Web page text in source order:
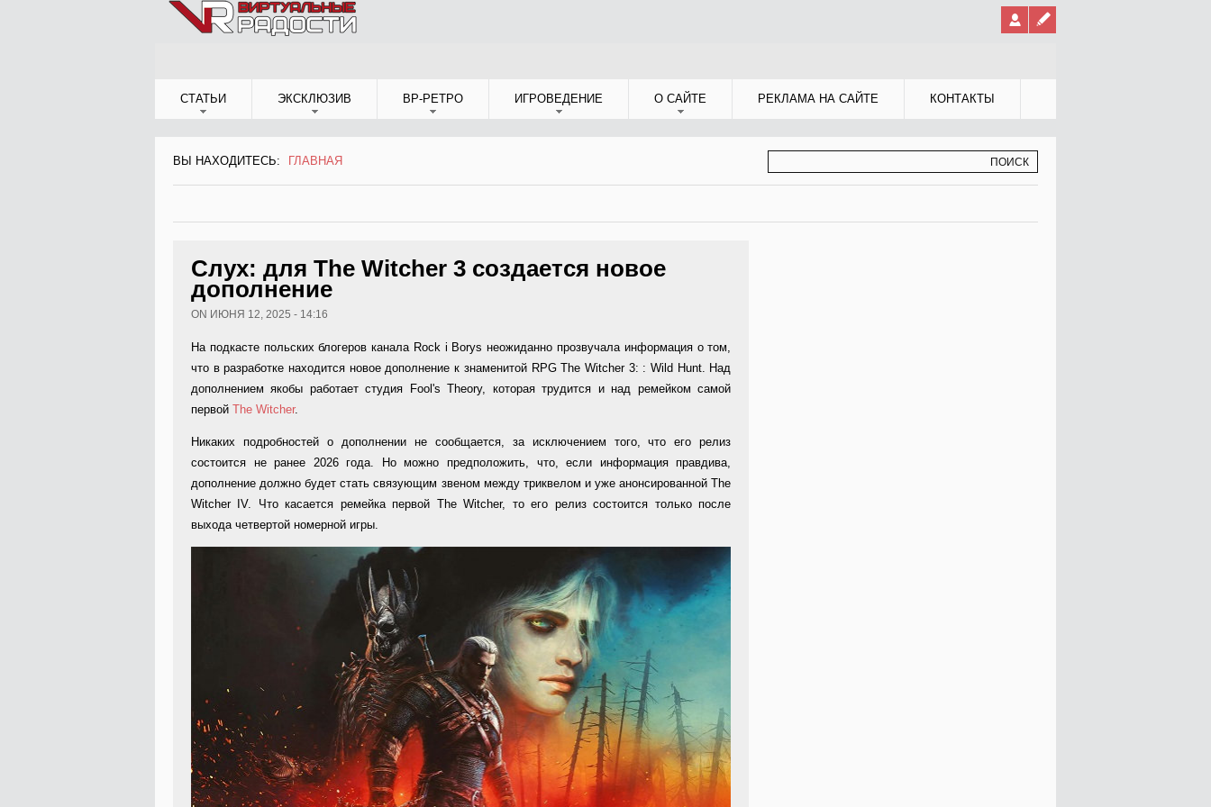
СТАТЬИ ЭКСКЛЮЗИВ ВР-РЕТРО ИГРОВЕДЕНИЕ О САЙТЕ РЕКЛАМА НА САЙТЕ КОНТАКТЫ
ВЫ НАХОДИТЕСЬ:
ВЫ НАХОДИТЕСЬ
ГЛАВНАЯ
Слух: для The Witcher 3 создается новое
дополнение
ON ИЮНЯ 12, 2025 - 14:16
На подкасте польских блогеров канала Rock i Borys неожиданно прозвучала информация о том,
что в разработке находится новое дополнение к знаменитой RPG The Witcher 3: : Wild Hunt. Над
дополнением якобы работает студия Fool's Theory, которая трудится и над ремейком самой
первой The Witcher.
Никаких подробностей о дополнении не сообщается, за исключением того, что его релиз
состоится не ранее 2026 года. Но можно предположить, что, если информация правдива,
дополнение должно будет стать связующим звеном между триквелом и уже анонсированной The
Witcher IV. Что касается ремейка первой The Witcher, то его релиз состоится только после
выхода четвертой номерной игры.